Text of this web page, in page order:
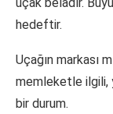
hedeftir.
Uçağın markası
memleketle ilgili,
bir durum.